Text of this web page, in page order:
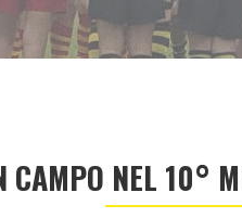
CAMPO NEL 10°